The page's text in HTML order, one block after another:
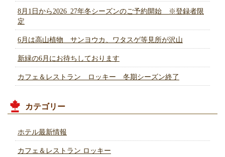
8月1日から2026_27年冬シーズンのご予約開始 ※登録者限
定
6月は高山植物 サンヨウカ、ワタスゲ等見所が沢山
新緑の6月にお待ちしております
カフェ＆レストラン ロッキー 冬期シーズン終了
カテゴリー
ホテル最新情報
カフェ＆レストラン ロッキー